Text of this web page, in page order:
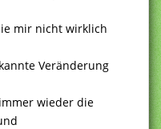
mir nicht wirklich
Veränderung
wieder die